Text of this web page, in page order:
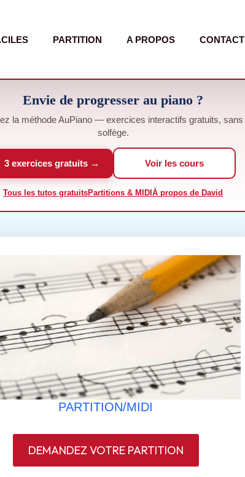
PARTITION A PROPOS CONTACT
Envie de progresser au piano ?
la méthode AuPiano — exercices interactifs gratuits, sans
solfège.
3 exercices gratuits → Voir les cours
Tous les tutos gratuitsPartitions & MIDI À propos de David
PARTITION/MIDI
DEMANDEZ VOTRE PARTITION